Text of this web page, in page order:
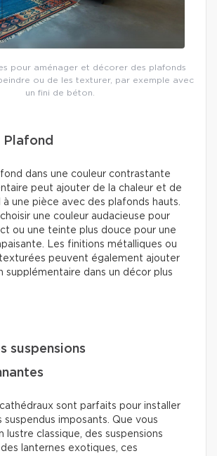
pour aménager et décorer des plafonds
ou de les texturer, par exemple avec
un fini de béton.
Plafond
dans une couleur contrastante
peut ajouter de la chaleur et de
à une pièce avec des plafonds hauts.
une couleur audacieuse pour
ou une teinte plus douce pour une
Les finitions métalliques ou
peuvent également ajouter
supplémentaire dans un décor plus
suspensions
cathédraux sont parfaits pour installer
suspendus imposants. Que vous
lustre classique, des suspensions
lanternes exotiques, ces